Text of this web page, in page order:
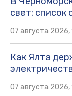
свет: список
07 августа 2026,
Как Ялта
07 августа 2026,